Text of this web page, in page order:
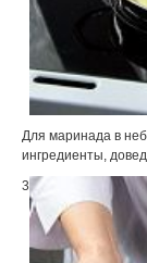
Для маринада в
ингредиенты,
3